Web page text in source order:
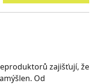
zajišťují, že
Od